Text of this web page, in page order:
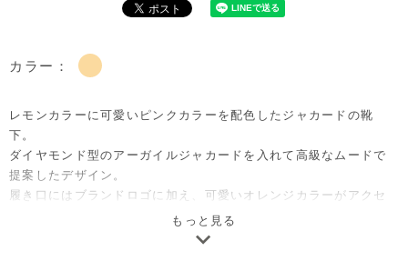
カラー：
レモンカラーに可愛いピンクカラーを配色したジャカードの靴
下。
ダイヤモンド型のアーガイルジャカードを入れて高級なムードで
提案したデザイン。
履き口にはブランドロゴに加え、可愛いオレンジカラーがアクセ
足裏moimolnのブランドロゴは滑り止めになっていて、小さなお
もっと見る